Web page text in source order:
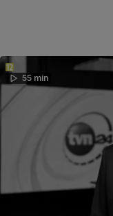
55 min